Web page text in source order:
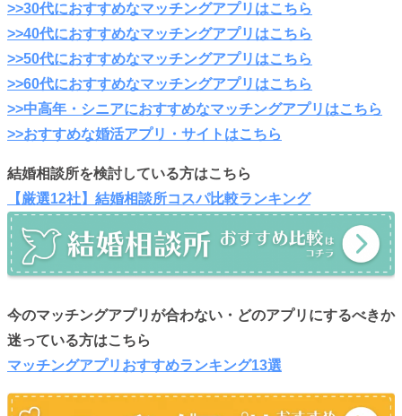
>>30代におすすめなマッチングアプリはこちら
>>40代におすすめなマッチングアプリはこちら
>>50代におすすめなマッチングアプリはこちら
>>60代におすすめなマッチングアプリはこちら
>>中高年・シニアにおすすめなマッチングアプリはこちら
>>おすすめな婚活アプリ・サイトはこちら
結婚相談所を検討している方はこちら
【厳選12社】結婚相談所コスパ比較ランキング
今のマッチングアプリが合わない・どのアプリにするべきか
迷っている方はこちら
マッチングアプリおすすめランキング13選